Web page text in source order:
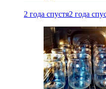
2 года спустя2 года